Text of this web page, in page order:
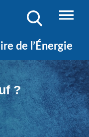
de l’Énergie
?